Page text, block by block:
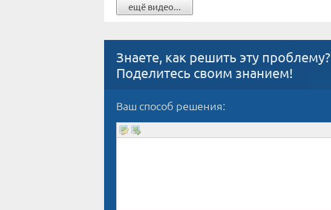
ещё видео...
Знаете, как решить эту проблему?
Поделитесь своим знанием!
Ваш способ решения: